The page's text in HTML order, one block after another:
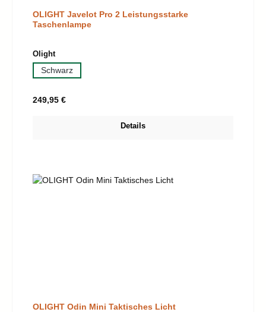
OLIGHT Javelot Pro 2 Leistungsstarke
Taschenlampe
Olightauswählen
Schwarz
Regulärer Preis:
249,95 €
Details
OLIGHT Odin Mini Taktisches Licht